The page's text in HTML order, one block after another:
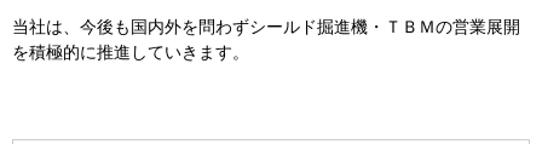
当社は、今後も国内外を問わずシールド掘進機・ＴＢＭの営業展開
を積極的に推進していきます。